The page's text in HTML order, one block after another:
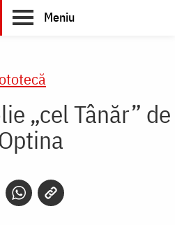
Meniu
„cel Tânăr” de